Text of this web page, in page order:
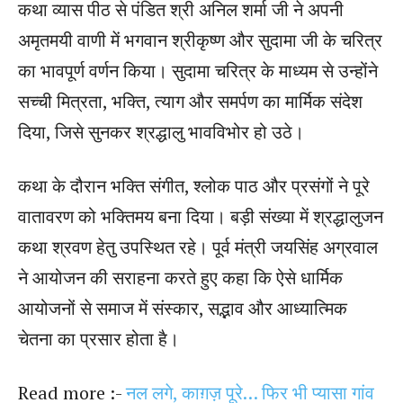
कथा व्यास पीठ से पंडित श्री अनिल शर्मा जी ने अपनी
अमृतमयी वाणी में भगवान श्रीकृष्ण और सुदामा जी के चरित्र
का भावपूर्ण वर्णन किया। सुदामा चरित्र के माध्यम से उन्होंने
सच्ची मित्रता, भक्ति, त्याग और समर्पण का मार्मिक संदेश
दिया, जिसे सुनकर श्रद्धालु भावविभोर हो उठे।
कथा के दौरान भक्ति संगीत, श्लोक पाठ और प्रसंगों ने पूरे
वातावरण को भक्तिमय बना दिया। बड़ी संख्या में श्रद्धालुजन
कथा श्रवण हेतु उपस्थित रहे। पूर्व मंत्री जयसिंह अग्रवाल
ने आयोजन की सराहना करते हुए कहा कि ऐसे धार्मिक
आयोजनों से समाज में संस्कार, सद्भाव और आध्यात्मिक
चेतना का प्रसार होता है।
Read more :-नल लगे, काग़ज़ पूरे… फिर भी प्यासा गांव